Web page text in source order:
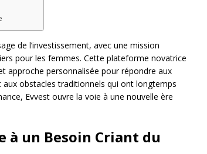
de l’investissement, avec une mission
pour les femmes. Cette plateforme novatrice
approche personnalisée pour répondre aux
aux obstacles traditionnels qui ont longtemps
Evvest ouvre la voie à une nouvelle ère
à un Besoin Criant du